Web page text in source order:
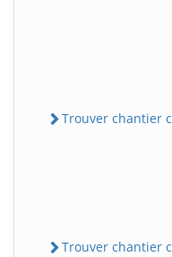
Trouver chantier
Trouver chantier